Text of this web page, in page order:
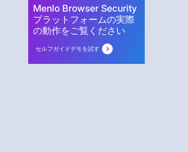
Menlo Browser Security
プラットフォームの実際
の動作をご覧ください
セルフガイドデモを試す